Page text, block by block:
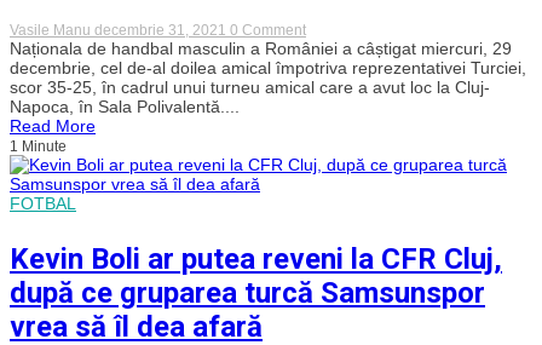
Vasile Manu decembrie 31, 2021 0 Commenton
Două
victorii
pentru
naționala
a
Naționala de handbal masculin a României a câștigat miercuri, 29
decembrie, cel de-al doilea amical împotriva reprezentativei Turciei,
scor 35-25, în cadrul unui turneu amical care a avut loc la Cluj-
Napoca, în Sala Polivalentă....
Read More
1 Minute
FOTBAL
Kevin Boli ar putea reveni la CFR Cluj,
după ce gruparea turcă Samsunspor
vrea să îl dea afară